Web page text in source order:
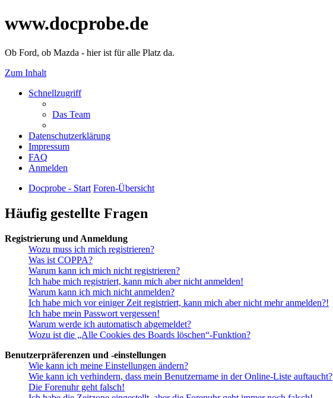
www.docprobe.de
Ob Ford, ob Mazda - hier ist für alle Platz da.
Zum Inhalt
Schnellzugriff
Das Team
Datenschutzerklärung
Impressum
FAQ
Anmelden
Docprobe - Start Foren-Übersicht
Häufig gestellte Fragen
Registrierung und Anmeldung
Wozu muss ich mich registrieren?
Was ist COPPA?
Warum kann ich mich nicht registrieren?
Ich habe mich registriert, kann mich aber nicht anmelden!
Warum kann ich mich nicht anmelden?
Ich habe mich vor einiger Zeit registriert, kann mich aber nicht mehr anmelden?!
Ich habe mein Passwort vergessen!
Warum werde ich automatisch abgemeldet?
Wozu ist die „Alle Cookies des Boards löschen“-Funktion?
Benutzerpräferenzen und -einstellungen
Wie kann ich meine Einstellungen ändern?
Wie kann ich verhindern, dass mein Benutzername in der Online-Liste auftaucht?
Die Forenuhr geht falsch!